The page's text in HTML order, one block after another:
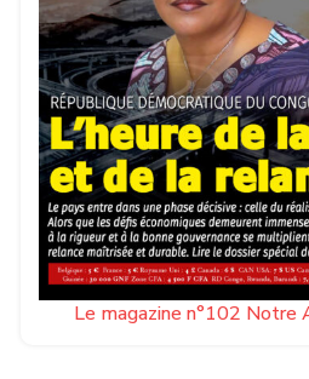
Le magazine n°102 Notre